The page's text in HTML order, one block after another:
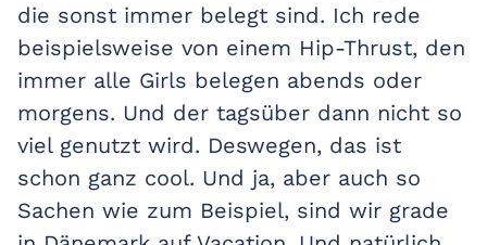
die sonst immer belegt sind. Ich rede
beispielsweise von einem Hip-Thrust, den
immer alle Girls belegen abends oder
morgens. Und der tagsüber dann nicht so
viel genutzt wird. Deswegen, das ist
schon ganz cool. Und ja, aber auch so
Sachen wie zum Beispiel, sind wir grade